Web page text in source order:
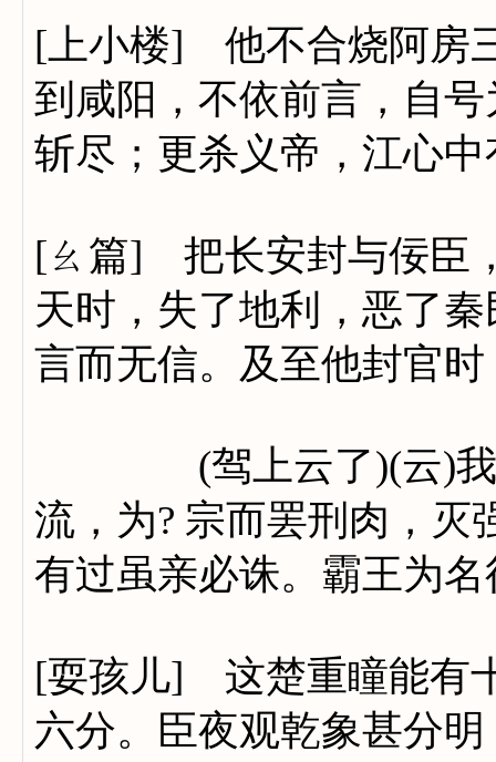
[上小楼] 他不合烧阿房
到咸阳，不依前言，自
斩尽；更杀义帝，江心
[ㄠ篇] 把长安封与佞臣
天时，失了地利，恶了
言而无信。及至他封官
(驾上云了)(云)我王
流，为? 宗而罢刑肉，灭
有过虽亲必诛。霸王为
[耍孩儿] 这楚重瞳能有
六分。臣夜观乾象甚分